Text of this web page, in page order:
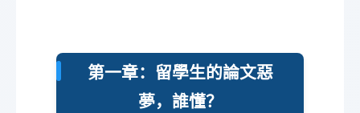
第一章：留學生的論文惡
夢，誰懂？